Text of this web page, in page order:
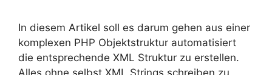
In diesem Artikel soll es darum gehen aus einer
komplexen PHP Objektstruktur automatisiert
die entsprechende XML Struktur zu erstellen.
Alles ohne selbst XML Strings schreiben zu